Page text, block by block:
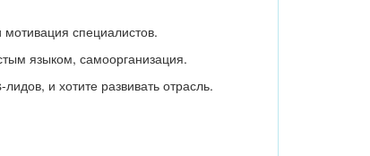
специалистов.
языком, самоорганизация.
и хотите развивать отрасль.